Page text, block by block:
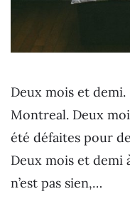
Deux mois et
Montreal. Deux
été défaites pour
Deux mois et demi
n’est pas sien,…